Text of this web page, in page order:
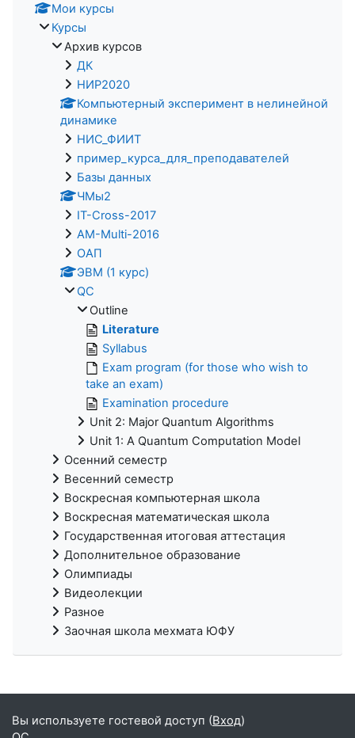
Мои курсы
Курсы
Архив курсов
ДК
НИР2020
Компьютерный эксперимент в нелинейной
динамике
НИС_ФИИТ
пример_курса_для_преподавателей
Базы данных
ЧМы2
IT-Cross-2017
AM-Multi-2016
ОАП
ЭВМ (1 курс)
QC
Outline
Literature
Syllabus
Exam program (for those who wish to
take an exam)
Examination procedure
Unit 2: Major Quantum Algorithms
Unit 1: A Quantum Computation Model
Осенний семестр
Весенний семестр
Воскресная компьютерная школа
Воскресная математическая школа
Государственная итоговая аттестация
Дополнительное образование
Олимпиады
Видеолекции
Разное
Заочная школа мехмата ЮФУ
Вы используете гостевой доступ (Вход)